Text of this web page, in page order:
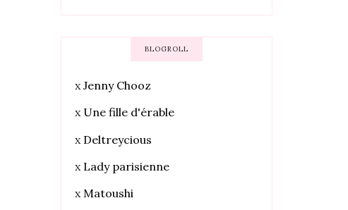
BLOGROLL
x Jenny Chooz
x Une fille d'érable
x Deltreycious
x Lady parisienne
xMatoushi